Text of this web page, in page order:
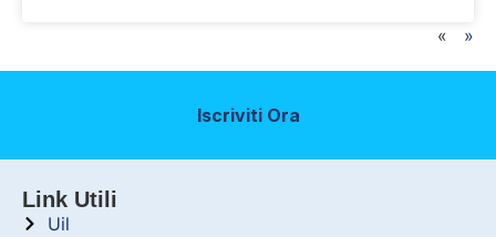
« »
Iscriviti Ora
Link Utili
Uil